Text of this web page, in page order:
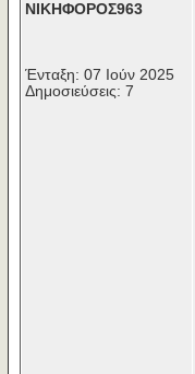
ΝΙΚΗΦΟΡΟΣ963
Ένταξη: 07 Ιούν 2025
Δημοσιεύσεις: 7